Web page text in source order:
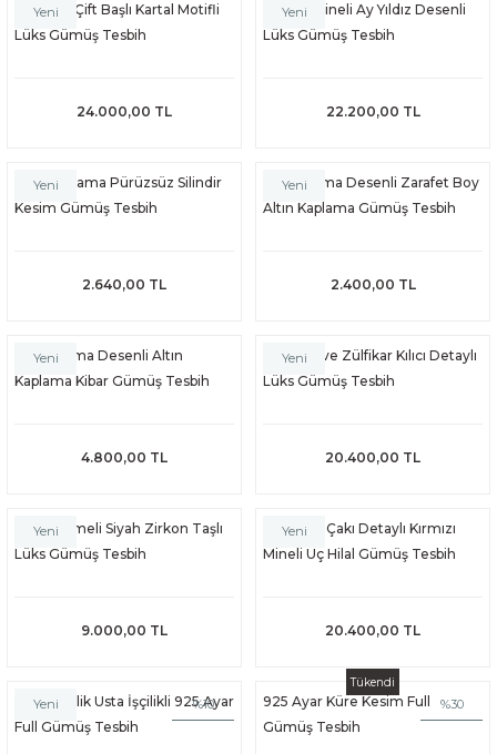
Yeni
Selçuklu Çift Başlı Kartal Motifli
Lüks Gümüş Tesbih
24.000,00 TL
Yeni
Kırmızı Mineli Ay Yıldız Desenli
Lüks Gümüş Tesbih
22.200,00 TL
Yeni
Altın Kaplama Pürüzsüz Silindir
Kesim Gümüş Tesbih
2.640,00 TL
Yeni
İnce Burma Desenli Zarafet Boy
Altın Kaplama Gümüş Tesbih
2.400,00 TL
Yeni
İnce Burma Desenli Altın
Kaplama Kibar Gümüş Tesbih
4.800,00 TL
Yeni
Ay Yıldız ve Zülfikar Kılıcı Detaylı
Lüks Gümüş Tesbih
20.400,00 TL
Yeni
Altın İşlemeli Siyah Zirkon Taşlı
Lüks Gümüş Tesbih
9.000,00 TL
Yeni
Minyatür Çakı Detaylı Kırmızı
Mineli Üç Hilal Gümüş Tesbih
20.400,00 TL
Yeni %10
İsmail Çelik Usta İşçilikli 925 Ayar
Full Gümüş Tesbih
Tükendi
%30
925 Ayar Küre Kesim Full
Gümüş Tesbih